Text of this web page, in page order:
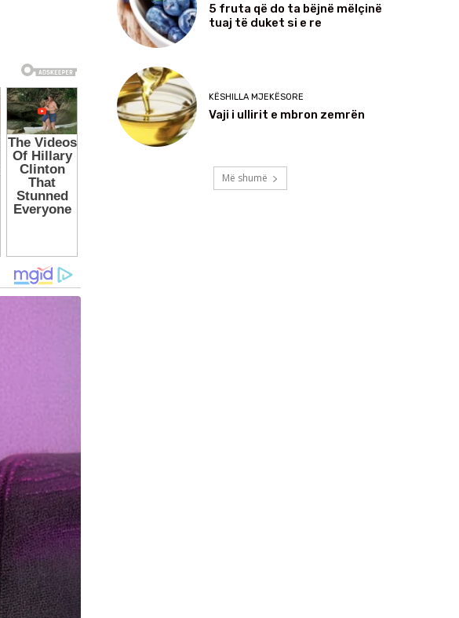
5 fruta që do ta bëjnë mëlçinë
tuaj të duket si e re
KËSHILLA MJEKËSORE
Vaji i ullirit e mbron zemrën
Më shumë